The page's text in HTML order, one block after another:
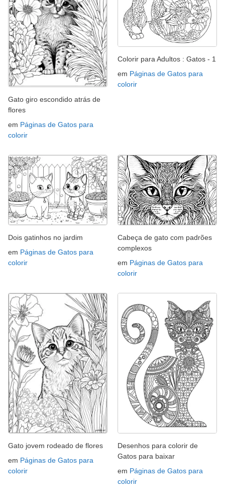
Gato giro escondido atrás de
flores
em Páginas de Gatos para
colorir
Colorir para Adultos : Gatos - 1
em Páginas de Gatos para
colorir
Dois gatinhos no jardim
em Páginas de Gatos para
colorir
Cabeça de gato com padrões
complexos
em Páginas de Gatos para
colorir
Gato jovem rodeado de flores
em Páginas de Gatos para
colorir
Desenhos para colorir de
Gatos para baixar
em Páginas de Gatos para
colorir